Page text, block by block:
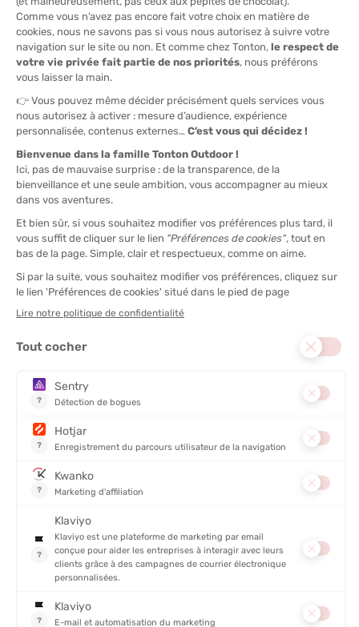
349,99 € 449,99 €
GARMIN
GPS MONTANA 710I
Le GPS électronique : votre compagnon d'aventure connecté
ChezTonton Outdoor
monde sans se perdre, rien ne vaut un bon GPS électronique.
technologique
s’impose comme votre meilleur allié pour suivre
la trace, mesurer vos performances ou encore découvrir de
Pourquoi investir dans un GPS ?
C’est simple : un GPS, c’est bien plus qu’un gadget. Avec lui, fini
les cartes froissées et les heures à chercher votre chemin. C’est
boussole moderne
chemin, mais vous permet également de suivre vos statistiques,
de sauvegarder vos itinéraires et de rester connecté. Et parce